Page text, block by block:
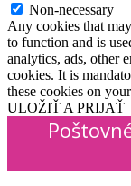
Non-necessary
Any cookies that
to function and is
analytics, ads, other
cookies. It is
these cookies on
ULOŽIŤ A PRIJAŤ